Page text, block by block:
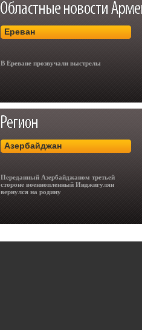
Ереван
В Ереване прозвучали выстрелы
Азербайджан
Переданный Азербайджаном третьей
стороне военнопленный Инджигулян
вернулся на родину